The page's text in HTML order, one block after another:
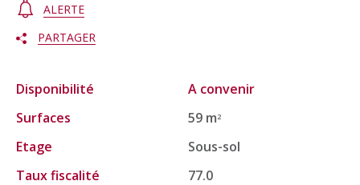
ALERTE
PARTAGER
Disponibilité
A convenir
Surfaces
59 m2
Etage
Sous-sol
Taux fiscalité
77.0